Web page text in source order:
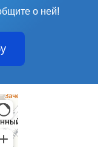
о ней!